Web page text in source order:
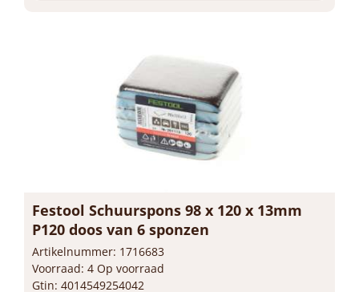
Festool Schuurspons 98 x 120 x 13mm
P120 doos van 6 sponzen
Artikelnummer: 1716683
Voorraad: 4 Op voorraad
Gtin: 4014549254042